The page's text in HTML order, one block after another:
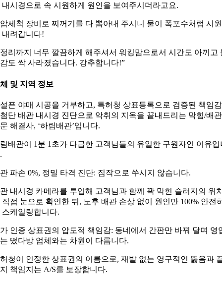
내시경으로 속 시원하게 원인을 보여주시더라고요.
세척 장비로 찌꺼기를 다 뽑아내 주시니 물이 폭포수처럼 시
내려갑니다!
리까지 너무 깔끔하게 해주셔서 워킹맘으로서 시간도 아끼고
도 싹 사라졌습니다. 강추합니다!”
및 지역 정보
픈 야매 시공을 거부하고, 특허청 상표등록으로 검증된 책임
단 배관 내시경 진단으로 악취의 지옥을 끝내드리는 막힘/배관
해결사, ‘하림배관’입니다.
배관이 1분 1초가 다급한 고객님들의 유일한 구원자인 이유입
파손 0%, 정밀 타격 진단: 짐작으로 쑤시지 않습니다.
내시경 카메라를 투입해 고객님과 함께 꽉 막힌 슬러지의 위
직접 눈으로 확인한 뒤, 노후 배관 손상 없이 원인만 100% 안전
스케일링합니다.
인증 상표권의 압도적 책임감: 동네에서 간판만 바꿔 달며 영
떴다방 업체와는 차원이 다릅니다.
청이 인정한 상표권의 이름으로, 재발 없는 영구적인 뚫음과
책임지는 A/S를 보장합니다.